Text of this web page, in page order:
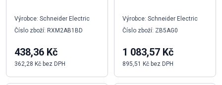
Výrobce: Schneider Electric
Číslo zboží: RXM2AB1BD
438,36 Kč
362,28 Kč bez DPH
Výrobce: Schneider Electric
Číslo zboží: ZB5AG0
1 083,57 Kč
895,51 Kč bez DPH